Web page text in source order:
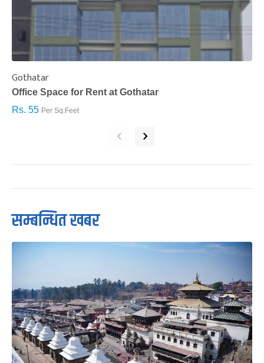
Gothatar
Office Space for Rent at Gothatar
Rs. 55 Per Sq.Feet
‹ ›
सम्बन्धित खबर